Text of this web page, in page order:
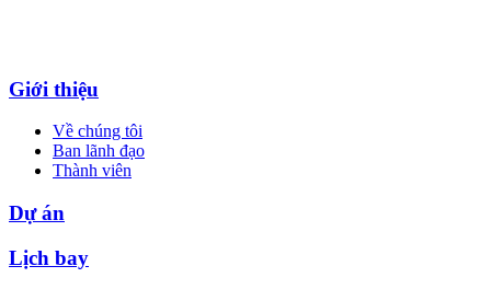
Giới thiệu
Về chúng tôi
Ban lãnh đạo
Thành viên
Dự án
Lịch bay